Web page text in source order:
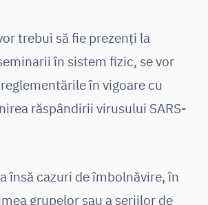
trebui să fie prezenți la
în sistem fizic, se vor
în vigoare cu
răspândirii virusului SARS-
însă cazuri de îmbolnăvire, în
grupelor sau a seriilor de